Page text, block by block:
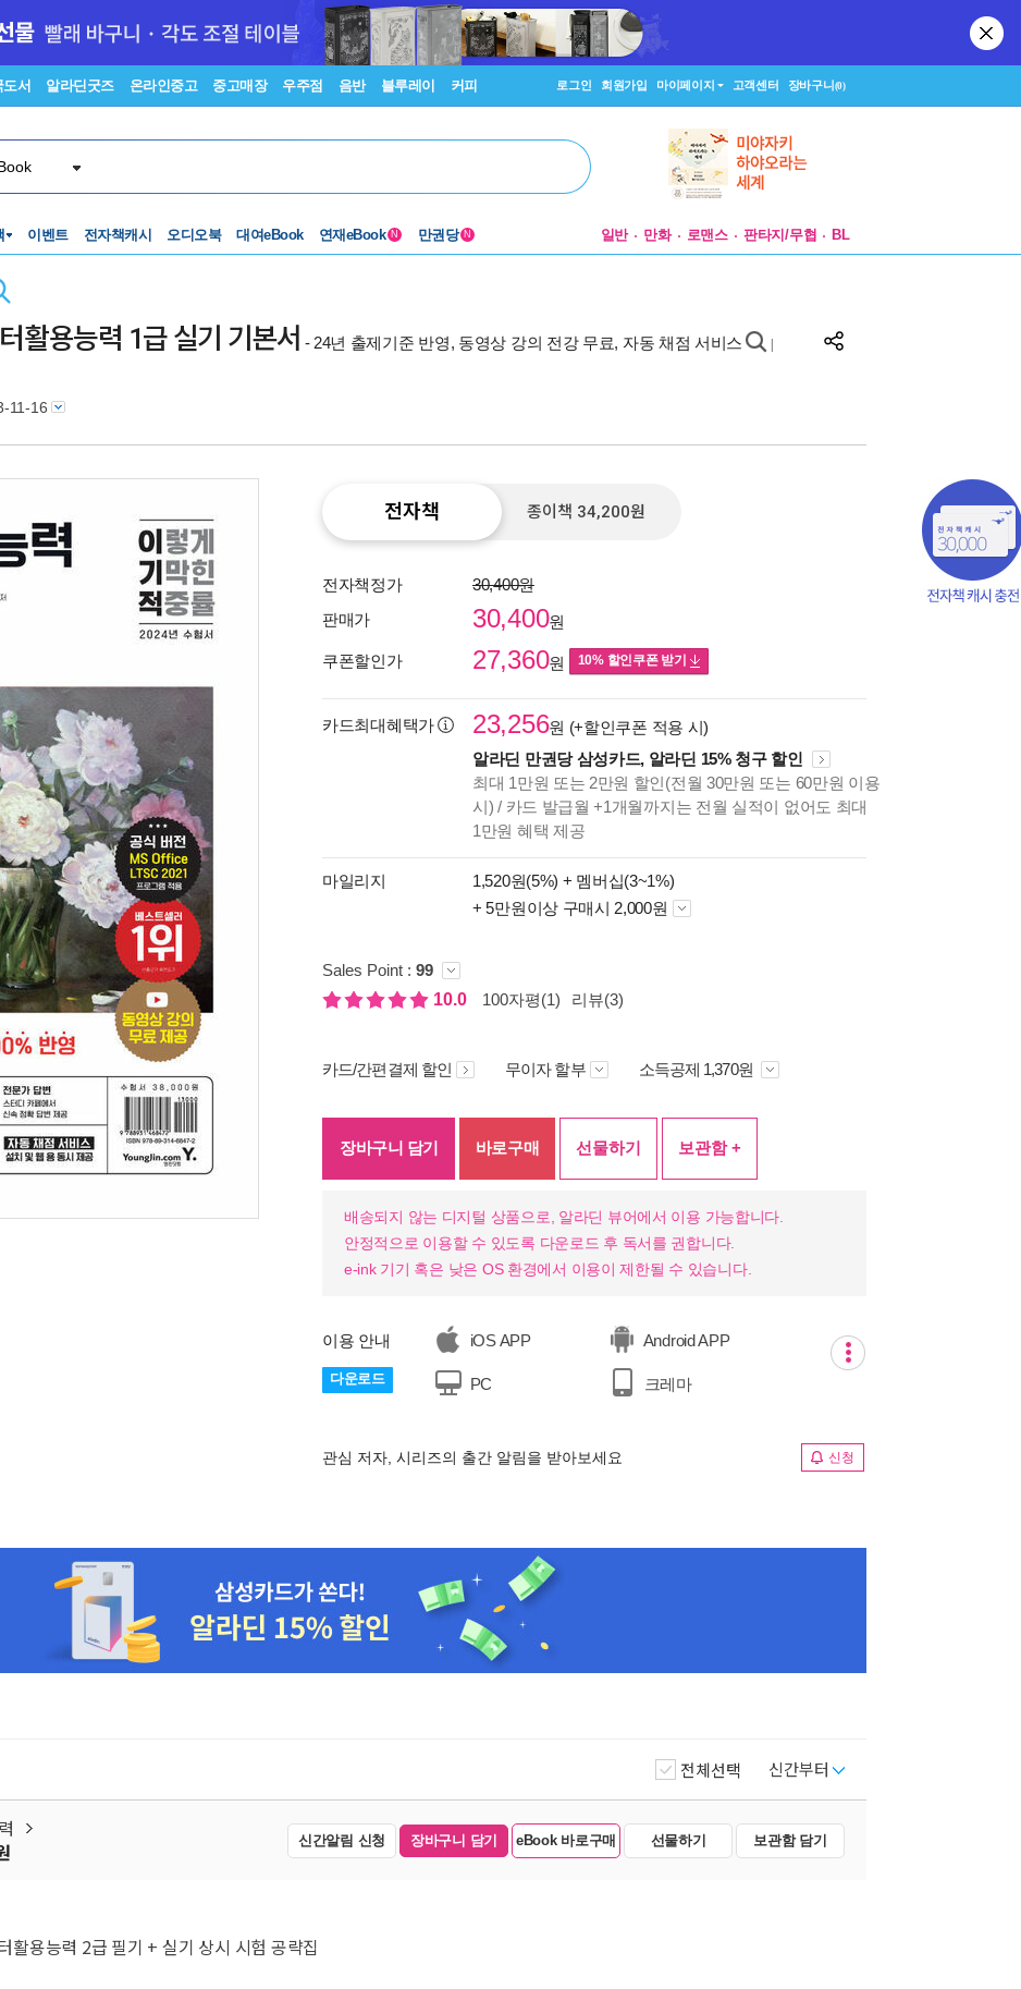
서 알라딘굿즈 온라인중고 중고매장 우주점 음반 블루레이 커피 로그인 회원가입 마이페이지 고객센터 장바구니(0)
이벤트 전자책캐시 오디오북 대여eBook 연재eBook N 만권당 N 일반 만화 로맨스 판타지/무협 BL
활용능력 1급 실기 기본서 - 24년 출제기준 반영, 동영상 강의 전강 무료, 자동 채점 서비스
11-16
종이책의
입니다.
전자책 종이책 34,200원
전자책정가
30,400원
판매가
30,400원
쿠폰할인가 27,360원 10% 할인쿠폰 받기
카드최대혜택가 23,256원 (+할인쿠폰 적용 시)
알라딘 만권당 삼성카드, 알라딘 15% 청구 할인
최대 1만원 또는 2만원 할인(전월 30만원 또는 60만원 이용
시) / 카드 발급월 +1개월까지는 전월 실적이 없어도 최대
1만원 혜택 제공
마일리지 1,520원(5%) + 멤버십(3~1%)
+ 5만원이상 구매시 2,000원
Sales Point : 99
10.0
100자평(1) 리뷰(3)
카드/간편결제 할인 무이자 할부 소득공제 1,370원
장바구니 담기 바로구매 선물하기 보관함 +
배송되지 않는 디지털 상품으로, 알라딘 뷰어에서 이용 가능합니다.
안정적으로 이용할 수 있도록 다운로드 후 독서를 권합니다.
e-ink 기기 혹은 낮은 OS 환경에서 이용이 제한될 수 있습니다.
이용 안내
다운로드
iOS APP Android APP
PC 크레마
관심 저자, 시리즈의 출간 알림을 받아보세요 신청
신간부터
전체선택
신간알림 신청 장바구니 담기 eBook 바로구매 선물하기 보관함 담기
활용능력 2급 필기 + 실기 상시 시험 공략집